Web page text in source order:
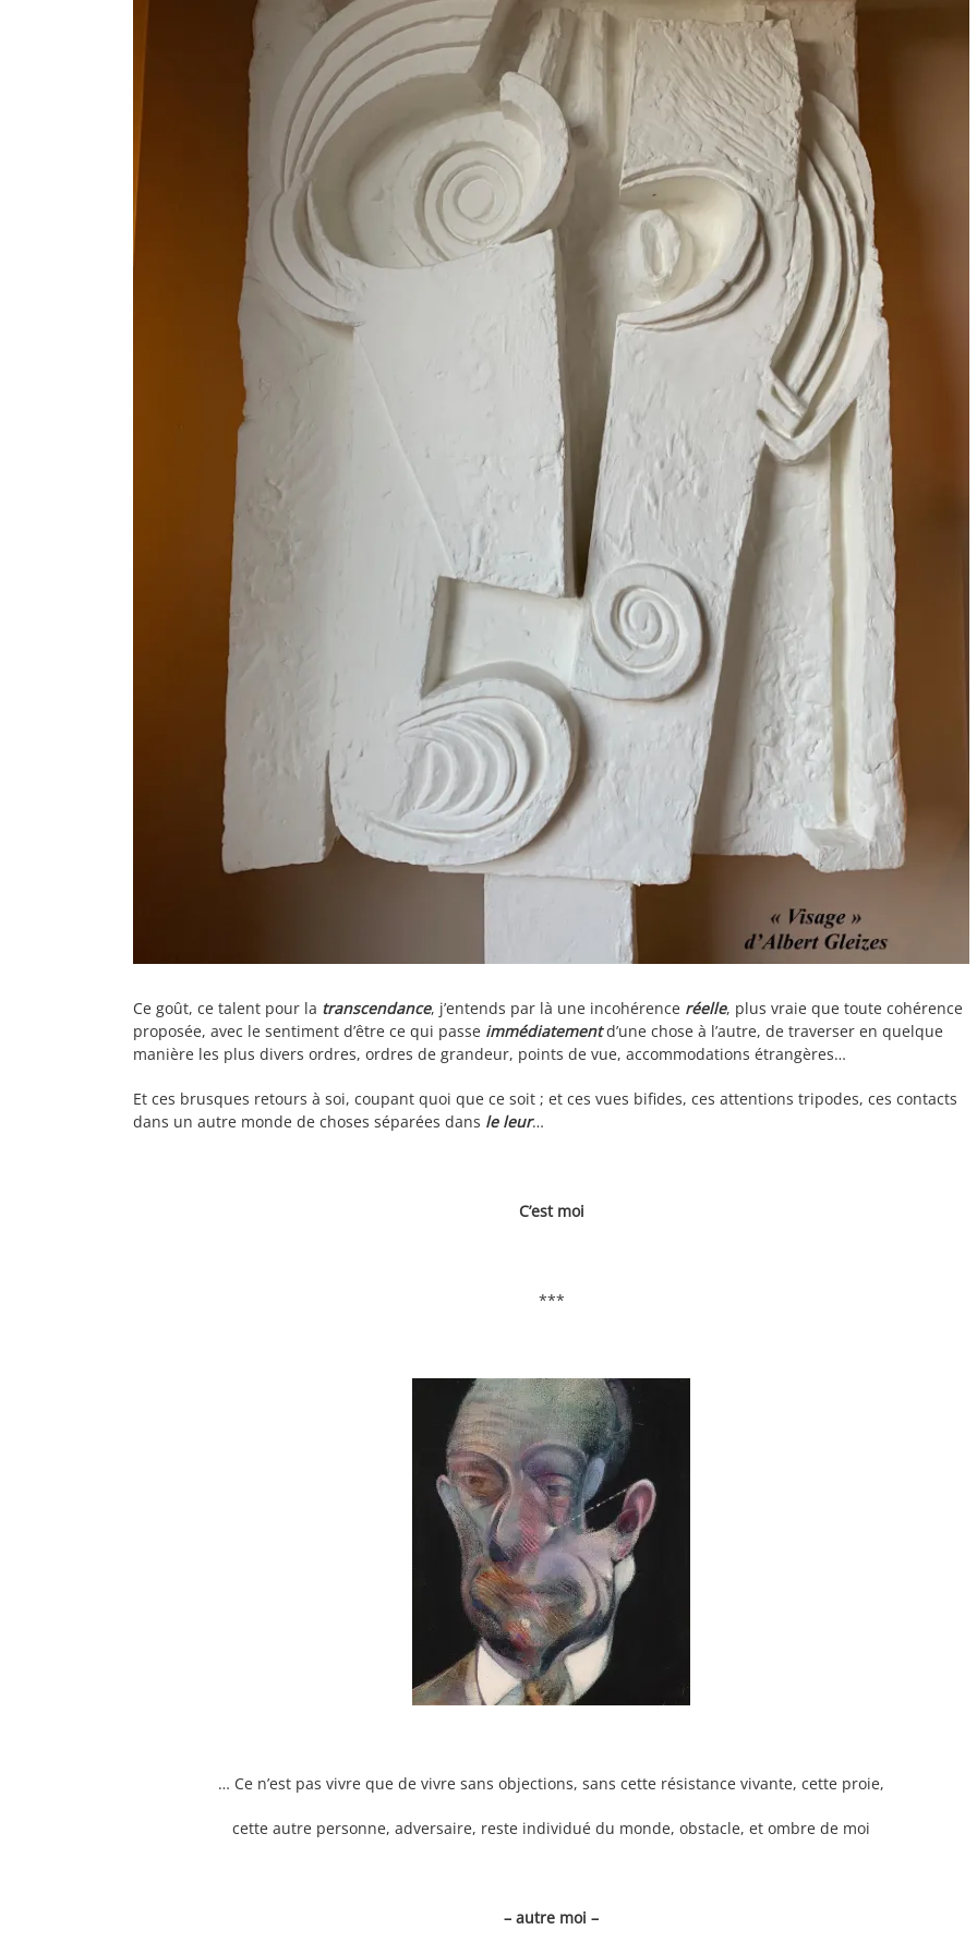
Ce goût, ce talent pour la transcendance, j’entends par là une incohérence réelle, plus vraie que toute cohérence
proposée, avec le sentiment d’être ce qui passe immédiatementd’une chose à l’autre, de traverser en quelque
manière les plus divers ordres, ordres de grandeur, points de vue, accommodations étrangères…
Et ces brusques retours à soi, coupant quoi que ce soit ; et ces vues bifides, ces attentions tripodes, ces contacts
dans un autre monde de choses séparées dans le leur…
C’est moi
***
… Ce n’est pas vivre que de vivre sans objections, sans cette résistance vivante, cette proie,
cette autre personne, adversaire, reste individué du monde, obstacle, et ombre de moi
– autre moi –